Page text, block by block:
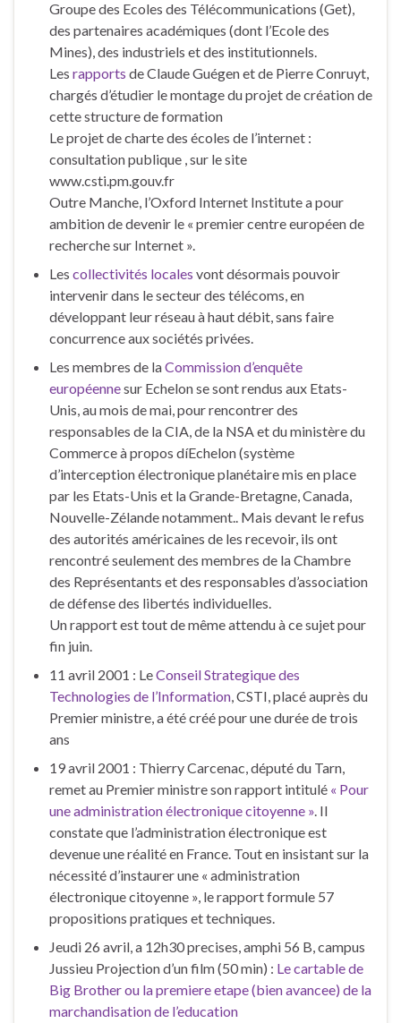
Groupe des Ecoles des Télécommunications (Get),
des partenaires académiques (dont l’Ecole des
Mines), des industriels et des institutionnels.
Les rapports de Claude Guégen et de Pierre Conruyt,
chargés d’étudier le montage du projet de création de
cette structure de formation
Le projet de charte des écoles de l’internet :
consultation publique , sur le site
www.csti.pm.gouv.fr
Outre Manche, l’Oxford Internet Institute a pour
ambition de devenir le « premier centre européen de
recherche sur Internet ».
Les collectivités locales vont désormais pouvoir
intervenir dans le secteur des télécoms, en
développant leur réseau à haut débit, sans faire
concurrence aux sociétés privées.
Les membres de laCommission d’enquête
européennesur Echelon se sont rendus aux Etats-
Unis, au mois de mai, pour rencontrer des
responsables de la CIA, de la NSA et du ministère du
Commerce à propos díEchelon (système
d’interception électronique planétaire mis en place
par les Etats-Unis et la Grande-Bretagne, Canada,
Nouvelle-Zélande notamment.. Mais devant le refus
des autorités américaines de les recevoir, ils ont
rencontré seulement des membres de la Chambre
des Représentants et des responsables d’association
de défense des libertés individuelles.
Un rapport est tout de même attendu à ce sujet pour
fin juin.
11 avril 2001 : LeConseil Strategique des
Technologies de l’Information, CSTI, placé auprès du
Premier ministre, a été créé pour une durée de trois
ans
19 avril 2001 : Thierry Carcenac, député du Tarn,
remet au Premier ministre son rapport intitulé « Pour
une administration électronique citoyenne ». Il
constate que l’administration électronique est
devenue une réalité en France. Tout en insistant sur la
nécessité d’instaurer une « administration
électronique citoyenne », le rapport formule 57
propositions pratiques et techniques.
Jeudi 26 avril, a 12h30 precises, amphi 56 B, campus
Jussieu Projection d’un film (50 min) : Le cartable de
Big Brother ou la premiere etape (bien avancee) de la
marchandisation de l’education